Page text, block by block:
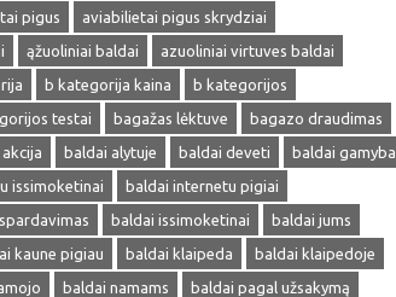
pigus
aviabilietai pigus skrydziai
ąžuoliniai baldai
azuoliniai virtuves baldai
b kategorija kaina
b kategorijos
testai bagažas lėktuve
bagazo draudimas
baldai alytuje baldai deveti
baldai gamyba
issimoketinai
baldai internetu pigiai
baldai issimoketinai
baldai jums
kaune pigiau baldai klaipeda
baldai klaipedoje
baldai namams
baldai pagal užsakymą